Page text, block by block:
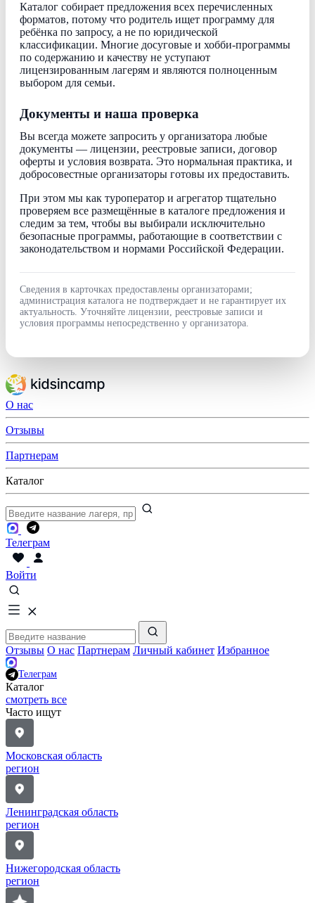
Каталог собирает предложения всех перечисленных
форматов, потому что родитель ищет программу для
ребёнка по запросу, а не по юридической
классификации. Многие досуговые и хобби-программы
по содержанию и качеству не уступают
лицензированным лагерям и являются полноценным
выбором для семьи.
Документы и наша проверка
Вы всегда можете запросить у организатора любые
документы — лицензии, реестровые записи, договор
оферты и условия возврата. Это нормальная практика, и
добросовестные организаторы готовы их предоставить.
При этом мы как туроператор и агрегатор тщательно
проверяем все размещённые в каталоге предложения и
следим за тем, чтобы вы выбирали исключительно
безопасные программы, работающие в соответствии с
законодательством и нормами Российской Федерации.
Сведения в карточках предоставлены организаторами;
администрация каталога не подтверждает и не гарантирует их
актуальность. Уточняйте лицензии, реестровые записи и
условия программы непосредственно у организатора.
О нас
Отзывы
Партнерам
Каталог
Телеграм
Войти
Отзывы О нас Партнерам Личный кабинет Избранное
Телеграм
Каталог
смотреть все
Часто ищут
Московская область
регион
Ленинградская область
регион
Нижегородская область
регион